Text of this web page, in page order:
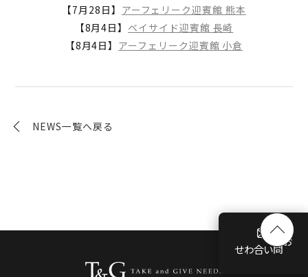
【7月28日】 アーフェリーク迎賓館 熊本
【8月4日】 ベイサイド迎賓館 長崎
【8月4日】 アーフェリーク迎賓館 小倉
NEWS一覧へ戻る
お問い合わせ